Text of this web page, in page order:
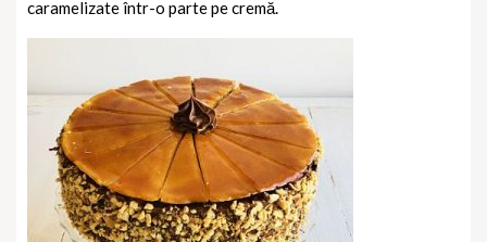
caramelizate într-o parte pe cremă.